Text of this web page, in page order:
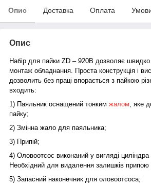
Опис Доставка Оплата
Опис
Набір для пайки ZD – 920В дозволяє
монтаж обладнання. Проста конструкція і
дозволить без праці впорається з пайкою
входить:
1) Паяльник оснащений тонким жалом , яке
пайку;
2) Змінна жало для паяльника;
3) Припій;
4) Оловоотсос виконаний у вигляді
Необхідний для видалення залишків
5) Запасний наконечник для оловоотсоса;